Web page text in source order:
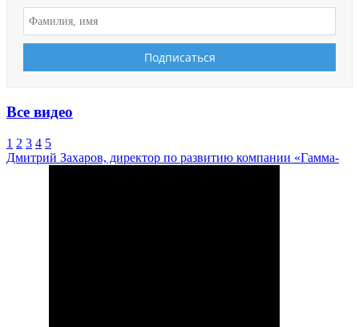
Все видео
1 2 3 4 5
Дмитрий Захаров, директор по развитию компании «Гамма-